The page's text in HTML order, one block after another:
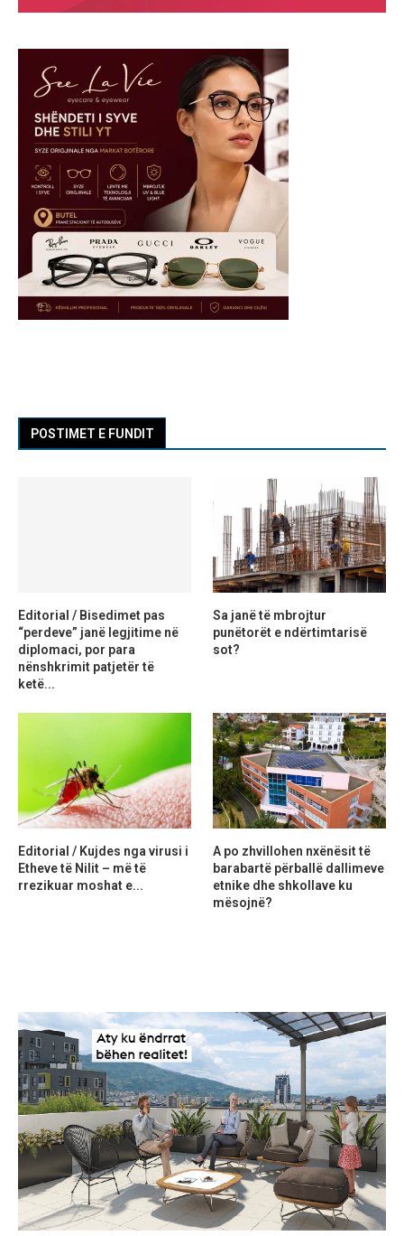
POSTIMET E FUNDIT
Editorial / Bisedimet pas
“perdeve” janë legjitime në
diplomaci, por para
nënshkrimit patjetër të
ketë...
Sa janë të mbrojtur
punëtorët e ndërtimtarisë
sot?
Editorial / Kujdes nga virusi i
Etheve të Nilit – më të
rrezikuar moshat e...
A po zhvillohen nxënësit të
barabartë përballë dallimeve
etnike dhe shkollave ku
mësojnë?